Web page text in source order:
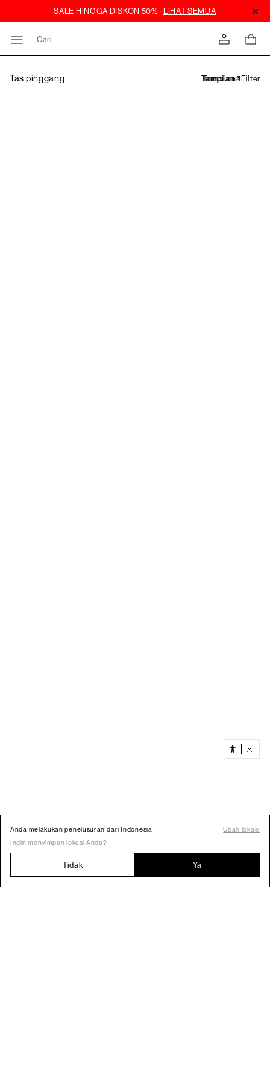
Cari
Tas pinggang Filter
Anda melakukan penelusuran dari Indonesia
Ubah lokasi
Ingin menyimpan lokasi Anda?
Tidak Ya